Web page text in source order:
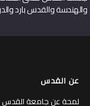
والهندسة والقدس بارد
عن القدس
لمحة عن جامعة القدس